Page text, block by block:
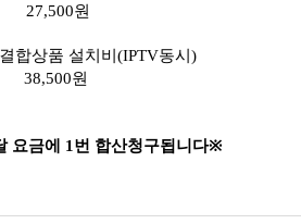
27,500원
합상품 설치비(IPTV동시)
38,500원
요금에 1번 합산청구됩니다※